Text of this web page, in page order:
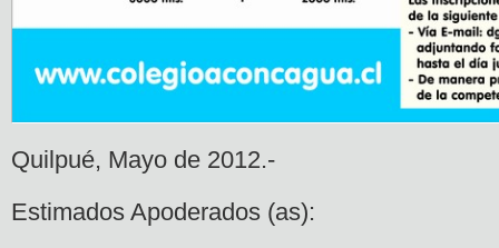
Quilpué, Mayo de 2012.-
Estimados Apoderados (as):